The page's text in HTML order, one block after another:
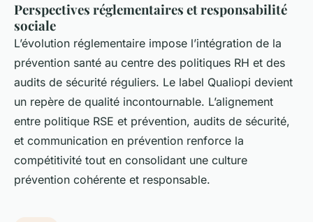
Perspectives réglementaires et responsabilité
sociale
L’évolution réglementaire impose l’intégration de la
prévention santé au centre des politiques RH et des
audits de sécurité réguliers. Le label Qualiopi devient
un repère de qualité incontournable. L’alignement
entre politique RSE et prévention, audits de sécurité,
et communication en prévention renforce la
compétitivité tout en consolidant une culture
prévention cohérente et responsable.